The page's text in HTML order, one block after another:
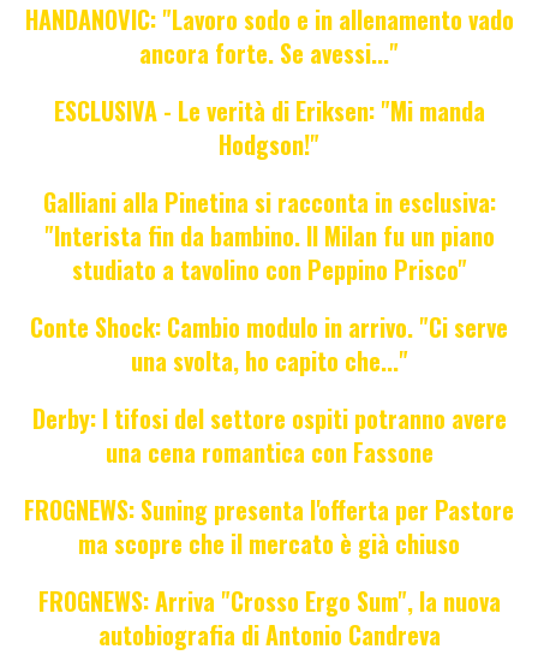
HANDANOVIC: "Lavoro sodo e in allenamento vado
ancora forte. Se avessi..."
ESCLUSIVA - Le verità di Eriksen: "Mi manda
Hodgson!"
Galliani alla Pinetina si racconta in esclusiva:
"Interista fin da bambino. Il Milan fu un piano
studiato a tavolino con Peppino Prisco"
Conte Shock: Cambio modulo in arrivo. "Ci serve
una svolta, ho capito che..."
Derby: I tifosi del settore ospiti potranno avere
una cena romantica con Fassone
FROGNEWS: Suning presenta l'offerta per Pastore
ma scopre che il mercato è già chiuso
FROGNEWS: Arriva "Crosso Ergo Sum", la nuova
autobiografia di Antonio Candreva